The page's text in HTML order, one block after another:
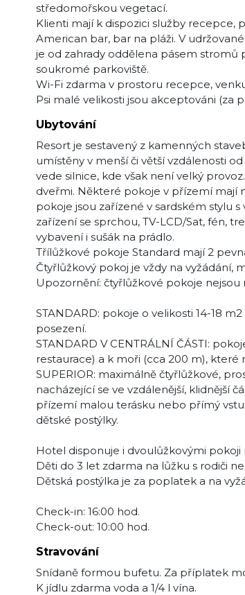
středomořskou vegetací.
Klienti mají k dispozici služby recepce,
American bar, bar na pláži. V
je od zahrady oddělena pásem stromů
soukromé parkoviště.
Wi-Fi zdarma v prostoru recepce,
Psi malé velikosti jsou akceptováni (za
Ubytování
Resort je sestavený z kamenných
umístěny v menší či větší vzdálenosti
vede silnice, kde však není velký
dveřmi. Některé pokoje v přízemí mají
pokoje jsou zařízené v sardském stylu
zařízení se sprchou, TV-LCD/Sat, fén,
vybavení i sušák na prádlo.
Třílůžkové pokoje Standard mají 2
Čtyřlůžkový pokoj je vždy na vyžádání,
Upozornění: čtyřlůžkové pokoje nejsou
STANDARD: pokoje o velikosti 14-18
posezení.
STANDARD V CENTRÁLNÍ ČÁSTI:
restaurace) a k moři (cca 200 m), které
SUPERIOR: maximálně čtyřlůžkové,
nacházející se ve vzdálenější, klidnější
přízemí malou terásku nebo přímý
dětské postýlky.
Hotel disponuje i dvoulůžkovými
Děti do 3 let zdarma na lůžku s rodiči
Dětská postýlka je za poplatek a na
Check-in: 16:00 hod.
Check-out: 10:00 hod.
Stravování
Snídaně formou bufetu. Za příplatek
K jídlu zdarma voda a 1/4 l vína.